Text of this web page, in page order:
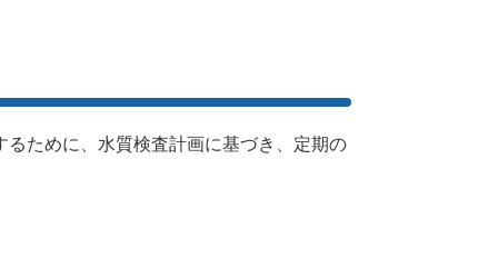
ために、水質検査計画に基づき、定期の